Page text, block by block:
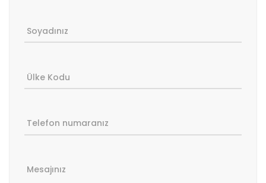
Soyadınız
Ülke Kodu
Telefon numaranız
Mesajınız